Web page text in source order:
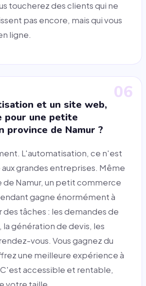
toucherez des clients qui ne
pas encore, mais qui vous
ligne.
06
et un site web,
pour une petite
province de Namur ?
L'automatisation, ce n'est
aux grandes entreprises. Même
de Namur, un petit commerce
gagne énormément à
tâches : les demandes de
la génération de devis, les
vous. Vous gagnez du
une meilleure expérience à
accessible et rentable,